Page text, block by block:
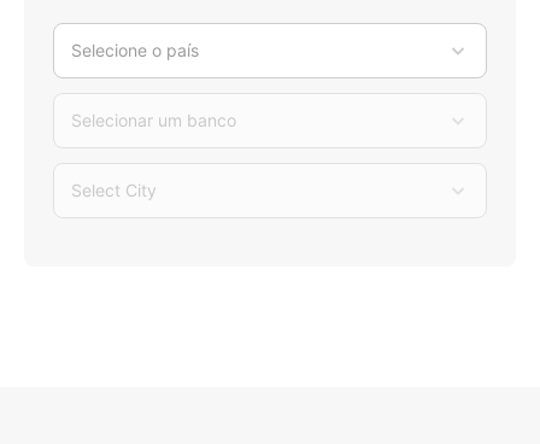
Selecione o país
Selecionar um banco
Select City